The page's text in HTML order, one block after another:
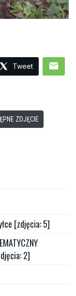
Tweet mail
ZDJĘCIE
[zdjęcia: 5]
2]